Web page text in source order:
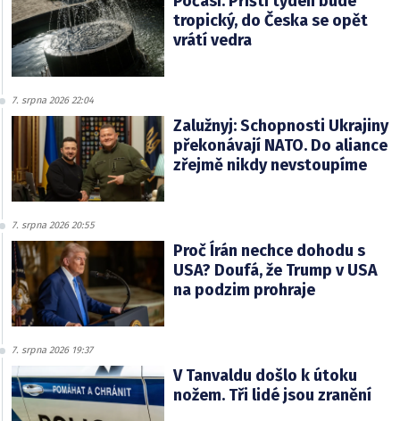
tropický, do Česka se opět
vrátí vedra
7. srpna 2026 22:04
Zalužnyj: Schopnosti Ukrajiny
překonávají NATO. Do aliance
zřejmě nikdy nevstoupíme
7. srpna 2026 20:55
Proč Írán nechce dohodu s
USA? Doufá, že Trump v USA
na podzim prohraje
7. srpna 2026 19:37
V Tanvaldu došlo k útoku
nožem. Tři lidé jsou zranění